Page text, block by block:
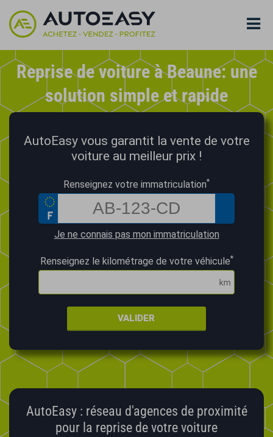
Reprise de voiture à Beaune: une
solution simple et rapide
AutoEasy vous garantit la vente de votre
voiture au meilleur prix !
Renseignez votre immatriculation*
Je ne connais pas mon immatriculation
Renseignez le kilométrage de votre véhicule*
VALIDER
AutoEasy : réseau d'agences de proximité
pour la reprise de votre voiture